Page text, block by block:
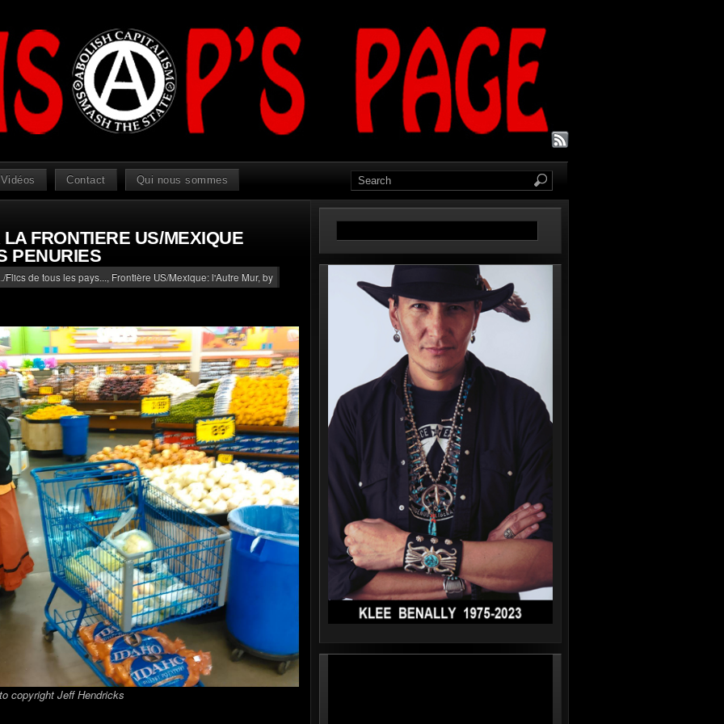
Vidéos Contact Qui nous sommes
FRONTIERE US/MEXIQUE
PENURIES
de tous les pays... Frontière US/Mexique: l'Autre Mur, by
copyright Jeff Hendricks